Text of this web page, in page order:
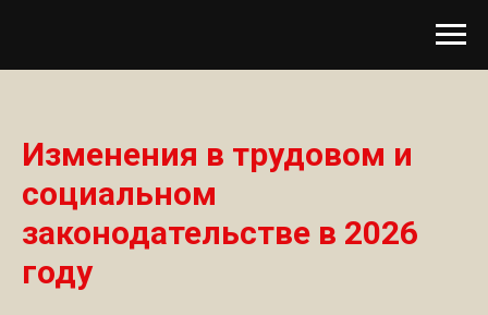
Изменения в трудовом и
социальном
законодательстве в 2026
году